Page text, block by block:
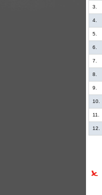
3.
4.
5.
6.
7.
8.
9.
10.
11.
12.